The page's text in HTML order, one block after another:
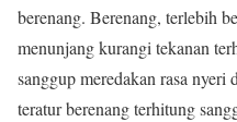
berenang. Berenang, terlebih
menunjang kurangi tekanan
sanggup meredakan rasa
teratur berenang terhitung